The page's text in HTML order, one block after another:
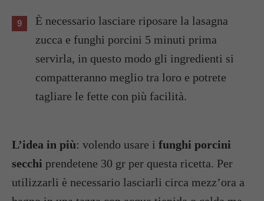
È necessario lasciare riposare la lasagna
zucca e funghi porcini 5 minuti prima
servirla, in questo modo gli ingredienti si
compatteranno meglio tra loro e potrete
tagliare le fette con più facilità.
L’idea in più: volendo usare i funghi porcini
secchi prendetene 30 gr per questa ricetta. Per
utilizzarli è necessario lasciarli circa mezz’ora a